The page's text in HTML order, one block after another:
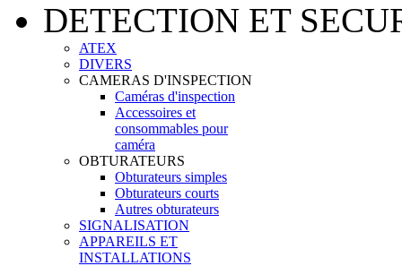
DETECTION ET
ATEX
DIVERS
CAMERAS D'INSPECTION
Caméras d'inspection
Accessoires et
consommables pour
caméra
OBTURATEURS
Obturateurs simples
Obturateurs courts
Autres obturateurs
SIGNALISATION
APPAREILS ET
INSTALLATIONS